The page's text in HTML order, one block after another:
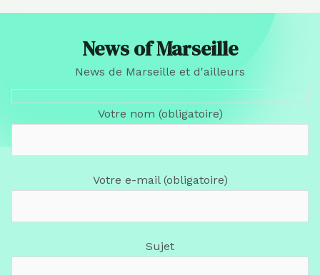
News of Marseille
News de Marseille et d'ailleurs
Votre nom (obligatoire)
Votre e-mail (obligatoire)
Sujet